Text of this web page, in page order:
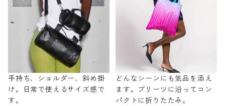
手持ち、ショルダー、斜め掛
け。日常で使えるサイズ感で
す。
どんなシーンにも気品を添え
ます。プリーツに沿ってコン
パクトに折りたたみ。